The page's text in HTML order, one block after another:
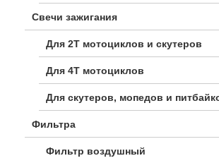
Свечи зажигания
Для 2Т мотоциклов и скутеров
Для 4Т мотоциклов
Для скутеров, мопедов и
Фильтра
Фильтр воздушный